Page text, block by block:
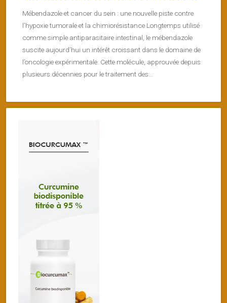
Mébendazole et cancer du sein : une nouvelle piste contre
l’hypoxie tumorale et la chimiorésistance Longtemps utilisé
comme simple antiparasitaire intestinal, le mébendazole
suscite aujourd’hui un intérêt croissant dans le domaine de
l’oncologie expérimentale. Cette molécule, approuvée depuis
plusieurs décennies pour le traitement des...